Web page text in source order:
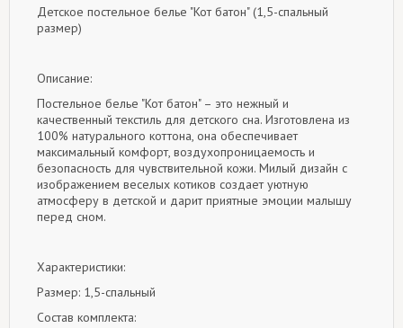
Детское постельное белье "Кот батон" (1,5-спальный
размер)
Описание:
Постельное белье "Кот батон" – это нежный и
качественный текстиль для детского сна. Изготовлена ​​из
100% натурального коттона, она обеспечивает
максимальный комфорт, воздухопроницаемость и
безопасность для чувствительной кожи. Милый дизайн с
изображением веселых котиков создает уютную
атмосферу в детской и дарит приятные эмоции малышу
перед сном.
Характеристики:
Размер: 1,5-спальный
Состав комплекта: